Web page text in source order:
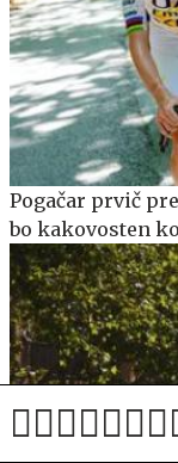
Pogačar prvič
bo kakovosten